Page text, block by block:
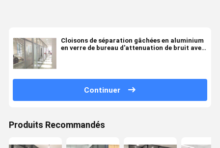
Cloisons de séparation gâchées en aluminium
en verre de bureau d'attenuation de bruit avec
Continuer
Produits Recommandés